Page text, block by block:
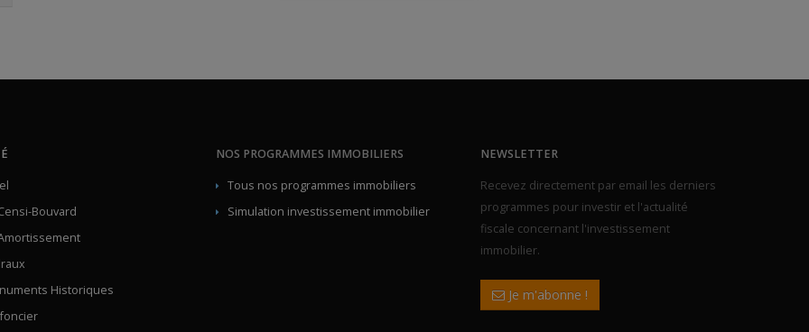
Bouvard
Historiques
NOS PROGRAMMES IMMOBILIERS
Tous nos programmes immobiliers
Simulation investissement immobilier
NEWSLETTER
Recevez directement par email les derniers
programmes pour investir et l'actualité
fiscale concernant l'investissement
immobilier.
Je m'abonne !